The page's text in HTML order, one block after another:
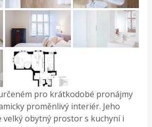
pro krátkodobé pronájmy
proměnlivý interiér. Jeho
velký obytný prostor s kuchyní i